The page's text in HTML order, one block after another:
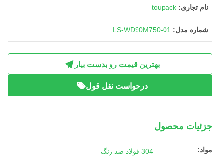
نام تجاری: toupack
شماره مدل: LS-WD90M750-01
بهترین قیمت رو بدست بیار
درخواست نقل قول
جزئیات محصول
مواد: 304 فولاد ضد زنگ